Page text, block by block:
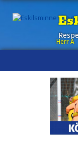
Herr A